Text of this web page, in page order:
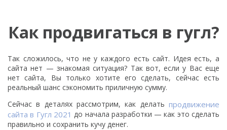
Как продвигаться в гугл?
Так сложилось, что не у каждого есть сайт. Идея есть, а
сайта нет — знакомая ситуация? Так вот, если у Вас еще
нет сайта, Вы только хотите его сделать, сейчас есть
реальный шанс сэкономить приличную сумму.
Сейчас в деталях рассмотрим, как делать продвижение
сайта в Гугл 2021 до начала разработки — как это сделать
правильно и сохранить кучу денег.